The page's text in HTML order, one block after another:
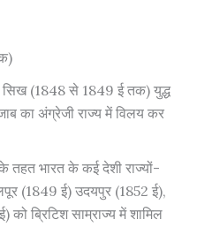
(1848 से 1849 ई तक) युद्ध
का अंग्रेजी राज्य में विलय कर
तहत भारत के कई देशी राज्यों-
(1849 ई) उदयपुर (1852 ई),
को ब्रिटिश साम्राज्य में शामिल